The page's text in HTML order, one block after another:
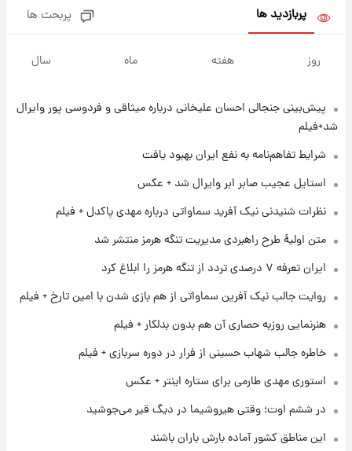
شد+فیلم
۱ روز پیش
۱ روز پیش
شارژ جدید کالابرگ برای سه دهک؛ جزئیات اعلام
۱ روز پیش
شرایط تازه فروش اقساطی سایپا اعلام شد؛
شاهین، کوییک، اطلس، سهند و ساینا با اقساط
بلندمدت + جدول
سیگنال‌های جدید برای بازار طلا؛ پیش‌بینی
قیمت سکه و طلا فردا
پربازدید ها پربحث ها
روز هفته ماه سال
پیش‌بینی جنجالی احسان علیخانی درباره میثاقی و فردوسی پور وایرال
شد+فیلم
شرایط تفاهم‌نامه به نفع ایران بهبود یافت
استایل عجیب صابر ابر وایرال شد + عکس
نظرات شنیدنی نیک آفرید سماواتی درباره مهدی پاکدل + فیلم
متن اولیۀ طرح راهبردی مدیریت تنگه هرمز منتشر شد
ایران تعرفه ۷ درصدی تردد از تنگه هرمز را ابلاغ کرد
روایت جالب نیک آفرین سماواتی از هم بازی شدن با امین تارخ + فیلم
هنرنمایی روزبه حصاری آن هم بدون بدلکار + فیلم
خاطره جالب شهاب حسینی از فرار در دوره سربازی + فیلم
استوری مهدی طارمی برای ستاره اینتر + عکس
در ششم اوت؛ وقتی هیروشیما در دیگ قیر می‌جوشید
این مناطق کشور آماده بارش باران باشند